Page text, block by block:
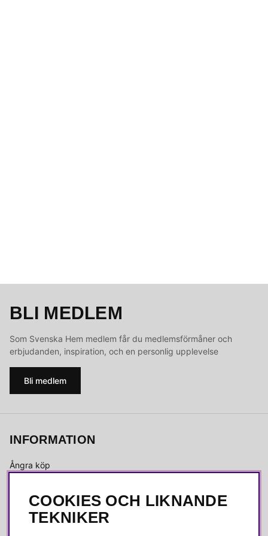
BLI MEDLEM
Som Svenska Hem medlem får du medlemsförmåner och
erbjudanden, inspiration, och en personlig upplevelse
Bli medlem
INFORMATION
Ångra köp
Integritetspolicy
Köpvillkor
COOKIES OCH LIKNANDE
TEKNIKER